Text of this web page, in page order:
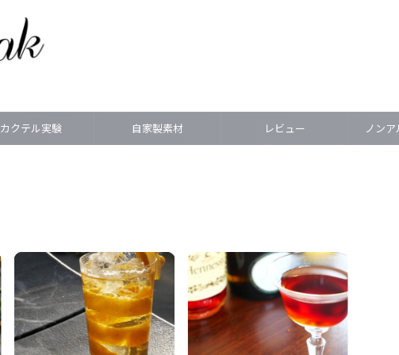
カクテル実験 自家製素材 レビュー ノン